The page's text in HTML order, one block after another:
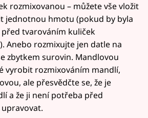
rozmixovanou – můžete vše vložit
jednotnou hmotu (pokud by byla
tvarováním kuliček
Anebo rozmixujte jen datle na
zbytkem surovin. Mandlovou
vyrobit rozmixováním mandlí,
ale přesvědčte se, že je
a že ji není potřeba před